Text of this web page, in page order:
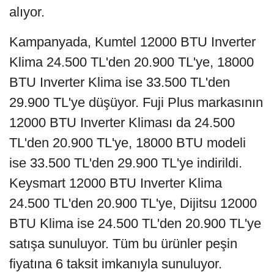
alıyor.
Kampanyada, Kumtel 12000 BTU Inverter
Klima 24.500 TL'den 20.900 TL'ye, 18000
BTU Inverter Klima ise 33.500 TL'den
29.900 TL'ye düşüyor. Fuji Plus markasının
12000 BTU Inverter Kliması da 24.500
TL'den 20.900 TL'ye, 18000 BTU modeli
ise 33.500 TL'den 29.900 TL'ye indirildi.
Keysmart 12000 BTU Inverter Klima
24.500 TL'den 20.900 TL'ye, Dijitsu 12000
BTU Klima ise 24.500 TL'den 20.900 TL'ye
satışa sunuluyor. Tüm bu ürünler peşin
fiyatına 6 taksit imkanıyla sunuluyor.